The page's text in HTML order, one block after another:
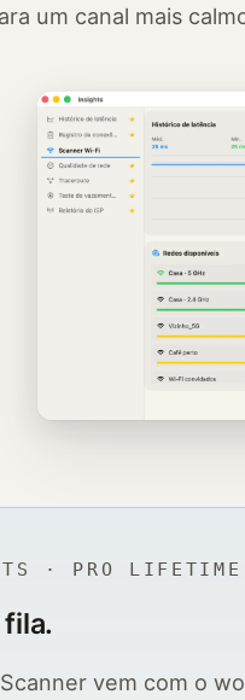
um canal mais
· PRO LIFETIME
fila.
vem com o